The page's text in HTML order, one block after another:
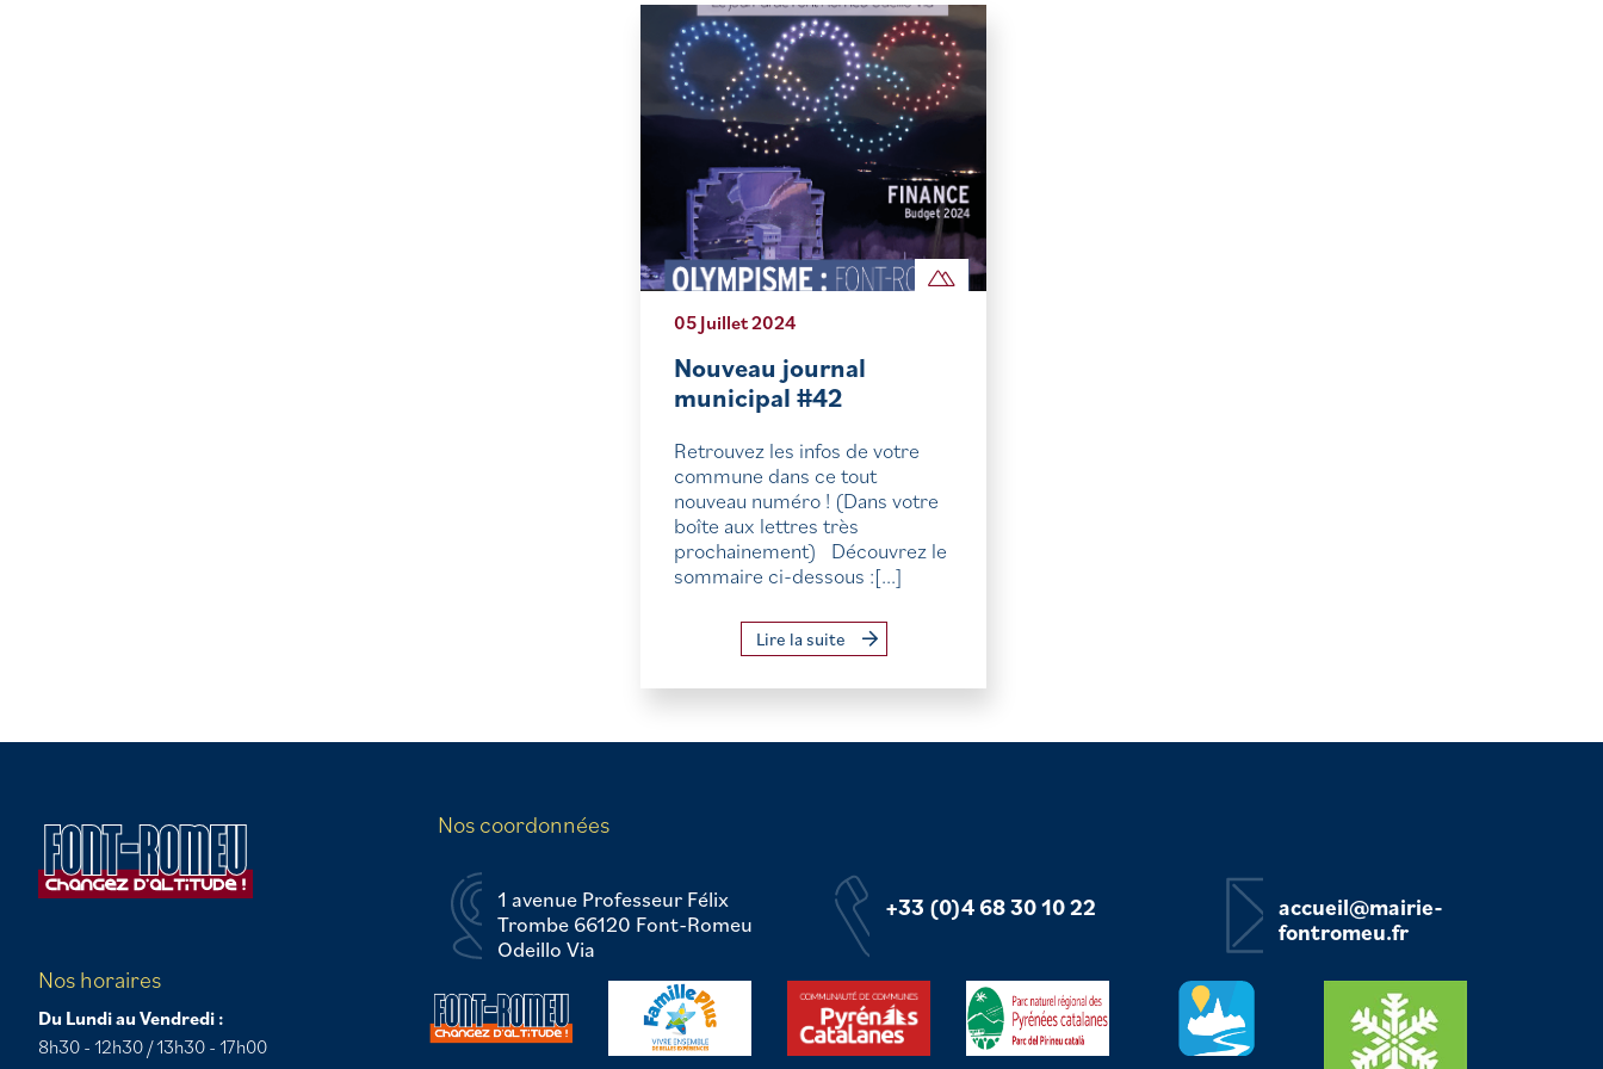
05 Juillet 2024
Nouveau journal
municipal #42
Retrouvez les infos de votre
commune dans ce tout
nouveau numéro ! (Dans votre
boîte aux lettres très
prochainement) Découvrez le
sommaire ci-dessous :[...]
Lire la suite
Nos horaires
Du Lundi au Vendredi :
8h30 - 12h30 / 13h30 - 17h00
Nos coordonnées
1 avenue Professeur Félix
Trombe 66120 Font-Romeu
Odeillo Via
+33 (0)4 68 30 10 22
accueil@mairie-
fontromeu.fr